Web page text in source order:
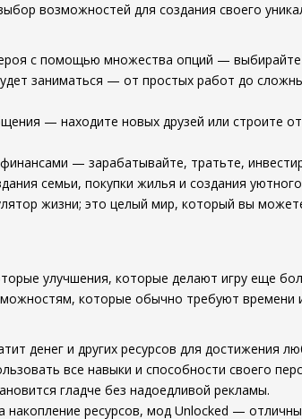
возможностей для создания своего
с помощью множества опций —
заниматься — от простых работ до
— находите новых друзей или строите
— зарабатывайте, тратьте,
семьи, покупки жилья и создания
жизни; это целый мир, который вы
улучшения, которые делают игру еще
которые обычно требуют времени
денег и других ресурсов для достижения
все навыки и способности своего
гладче без надоедливой рекламы.
накопление ресурсов, мод Unlocked —